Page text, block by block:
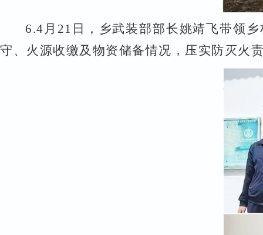
6.4 月 21 日，乡武装部部长姚靖飞带领
守、火源收缴及物资储备情况，压实防灭火